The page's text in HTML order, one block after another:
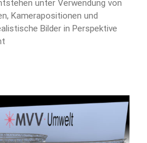
unter Verwendung von
Kamerapositionen und
Bilder in Perspektive